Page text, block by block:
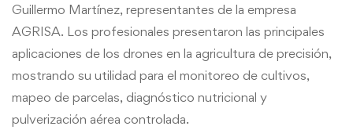
Guillermo Martínez, representantes de la empresa
AGRISA. Los profesionales presentaron las principales
aplicaciones de los drones en la agricultura de precisión,
mostrando su utilidad para el monitoreo de cultivos,
mapeo de parcelas, diagnóstico nutricional y
pulverización aérea controlada.